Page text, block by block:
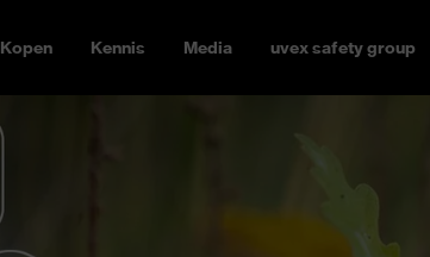
Kopen Kennis Media uvex safety group